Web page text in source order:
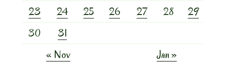
23
24 25 26 27 28
29
30
31
« Nov
Jan »